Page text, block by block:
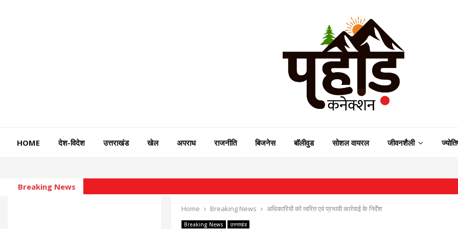
HOME देश-विदेश उत्तराखंड खेल अपराध राजनीति बिजनेस बॉलीवुड सोशल वायरल जीवनशैली
Breaking News
Home Breaking News अधिकारियों को त्वरित एवं प्रभावी कार्रवाई के निर्देश
Breaking News उत्तराखंड